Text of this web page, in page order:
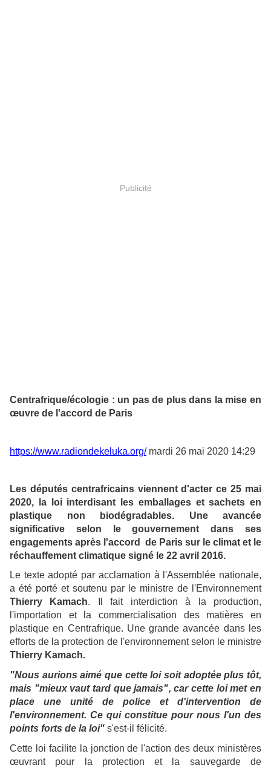
Publicité
Centrafrique/écologie : un pas de plus dans la mise en
œuvre de l'accord de Paris
https://www.radiondekeluka.org/mardi 26 mai 2020 14:29
Les députés centrafricains viennent d'acter ce 25 mai
2020, la loi interdisant les emballages et sachets en
plastique non biodégradables. Une avancée
significative selon le gouvernement dans ses
engagements après l'accord de Paris sur le climat et le
réchauffement climatique signé le 22 avril 2016.
Le texte adopté par acclamation à l'Assemblée nationale,
a été porté et soutenu par le ministre de l'Environnement
Thierry Kamach. Il fait interdiction à la production,
l'importation et la commercialisation des matières en
plastique en Centrafrique. Une grande avancée dans les
efforts de la protection de l'environnement selon le ministre
Thierry Kamach.
"Nous aurions aimé que cette loi soit adoptée plus tôt,
mais "mieux vaut tard que jamais", car cette loi met en
place une unité de police et d'intervention de
l'environnement. Ce qui constitue pour nous l'un des
points forts de la loi" s'est-il félicité.
Cette loi facilite la jonction de l'action des deux ministères
œuvrant pour la protection et la sauvegarde de